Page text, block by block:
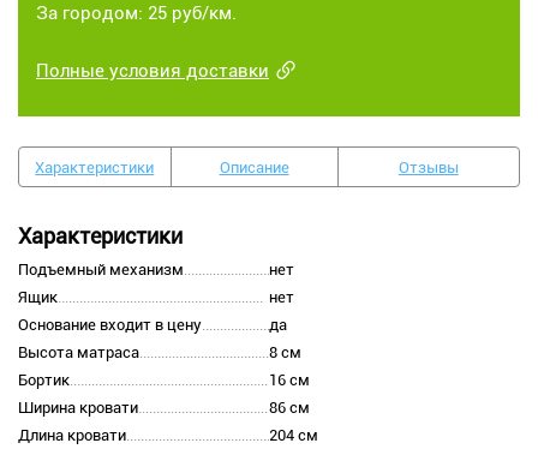
За городом: 25 руб/км.
Полные условия доставки
Характеристики Описание Отзывы
Характеристики
Подъемный механизм
нет
Ящик
нет
Основание входит в цену
да
Высота матраса
8 см
Бортик
16 см
Ширина кровати
86 см
Длина кровати
204 см